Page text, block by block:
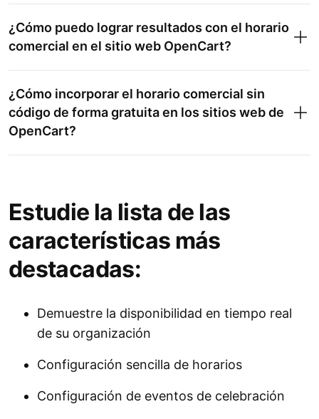
¿Cómo puedo lograr resultados con el horario
comercial en el sitio web OpenCart?
¿Cómo incorporar el horario comercial sin
código de forma gratuita en los sitios web de
OpenCart?
Estudie la lista de las
características más
destacadas:
Demuestre la disponibilidad en tiempo real
de su organización
Configuración sencilla de horarios
Configuración de eventos de celebración